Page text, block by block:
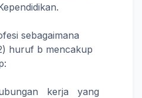
sebagaimana
huruf b mencakup
kerja yang